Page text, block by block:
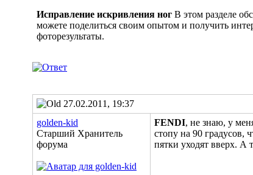
Исправление искривления ног В этом разделе
можете поделиться своим опытом и получить
фоторезультаты.
27.02.2011, 19:37
golden-kid
Старший Хранитель
форума
FENDI, не знаю, у
стопу на 90 градусов,
пятки уходят вверх. А